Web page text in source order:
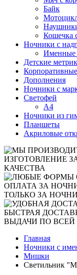
Байк
Кошечка
Ночники с
Именные
Детские
Корпоративные
Дополнения
Ночники с
Светофей
А4
Ночники из
Планшеты
Акриловые
ИЗГОТОВЛЕНИЕ
КАЧЕСТВА
ОПЛАТА ЗА
ТОЛЬКО ЗА
БЫСТРАЯ
ВЫДАЧИ ПО ВСЕЙ
Главная
Ночники с
Мишки
Светильник